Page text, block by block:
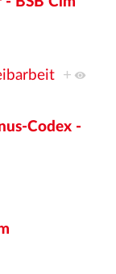
+
Codex -